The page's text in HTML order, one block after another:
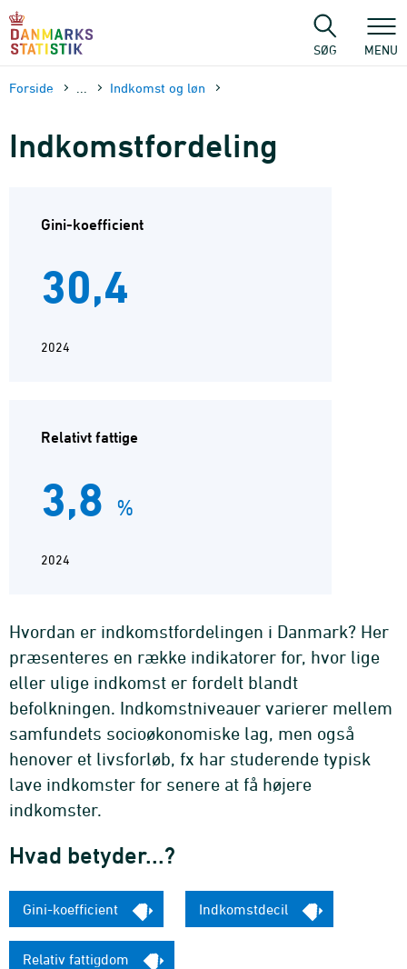
sidens
SØG MENU
Forside Indkomst og løn
Indkomstfordeling
Gini-koefficient
30,4
2024
Relativt fattige
3,8 %
2024
Hvordan er indkomstfordelingen i Danmark? Her
præsenteres en række indikatorer for, hvor lige
eller ulige indkomst er fordelt blandt
befolkningen. Indkomstniveauer varierer mellem
samfundets socioøkonomiske lag, men også
henover et livsforløb, fx har studerende typisk
lave indkomster for senere at få højere
indkomster.
Hvad betyder...?
Gini-koefficient Indkomstdecil
Relativ fattigdom